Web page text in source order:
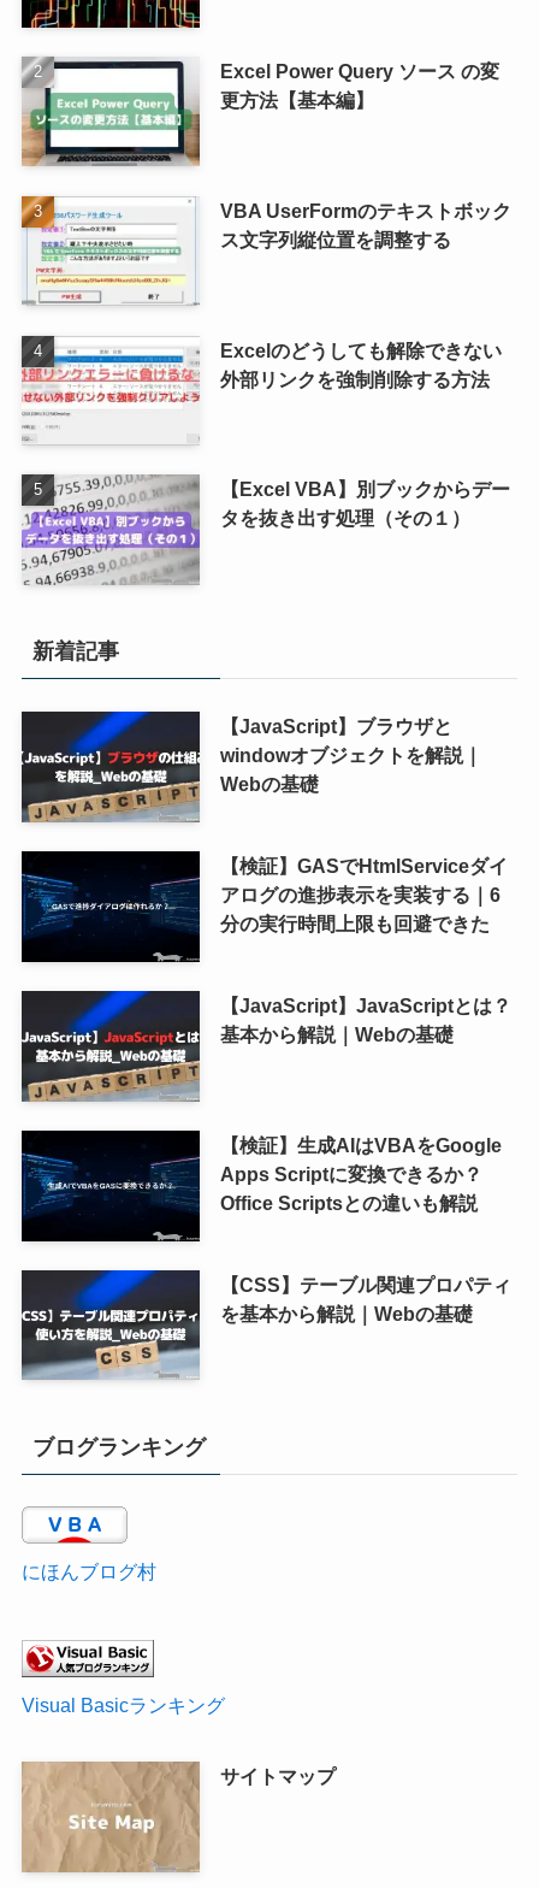
Excel Power Query ソース の変
更方法【基本編】
VBA UserFormのテキストボック
ス文字列縦位置を調整する
Excelのどうしても解除できない
外部リンクを強制削除する方法
【Excel VBA】別ブックからデー
タを抜き出す処理（その１）
新着記事
【JavaScript】ブラウザと
windowオブジェクトを解説｜
Webの基礎
【検証】GASでHtmlServiceダイ
アログの進捗表示を実装する｜6
分の実行時間上限も回避できた
【JavaScript】JavaScriptとは？
基本から解説｜Webの基礎
【検証】生成AIはVBAをGoogle
Apps Scriptに変換できるか？
Office Scriptsとの違いも解説
【CSS】テーブル関連プロパティ
を基本から解説｜Webの基礎
ブログランキング
にほんブログ村
Visual Basicランキング
サイトマップ